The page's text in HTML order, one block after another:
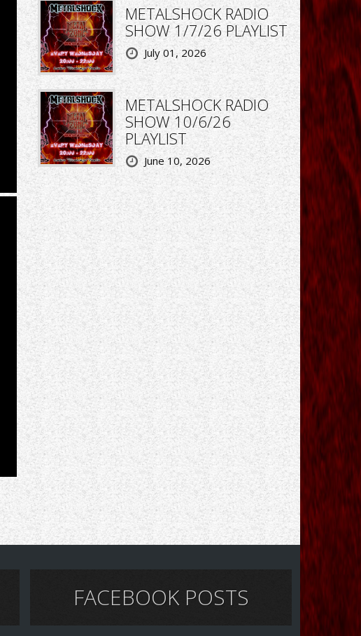
METALSHOCK RADIO
SHOW 1/7/26 PLAYLIST
July 01, 2026
METALSHOCK RADIO
SHOW 10/6/26
PLAYLIST
June 10, 2026
FACEBOOK POSTS